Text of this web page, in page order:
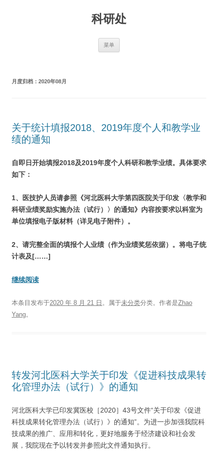
科研处
菜单
月度归档： 2020年08月
关于统计填报2018、2019年度个人和教学业
绩的通知
自即日开始填报2018及2019年度个人科研和教学业绩。具体要求
如下：
1、医技护人员请参照《河北医科大学第四医院关于印发〈教学和
科研业绩奖励实施办法（试行）〉的通知》内容按要求以科室为
单位填报电子版材料（详见电子附件）。
2、请完整全面的填报个人业绩（作为业绩奖惩依据）。将电子统
计表及[……]
继续阅读
本条目发布于2020 年 8 月 21 日 。属于未分类分类。 作者是Zhao
Yang。
转发河北医科大学关于印发《促进科技成果转
化管理办法（试行）》的通知
河北医科大学已印发冀医校［2020］43号文件“关于印发《促进
科技成果转化管理办法（试行）》的通知”。为进一步加强我院科
技成果的推广、应用和转化，更好地服务于经济建设和社会发
展，我院现在予以转发并参照此文件通知执行。